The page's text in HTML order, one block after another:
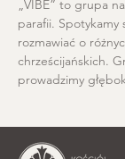
„VIBE” to grupa
parafii. Spotykamy
rozmawiać o
chrześcijańskich.
prowadzimy